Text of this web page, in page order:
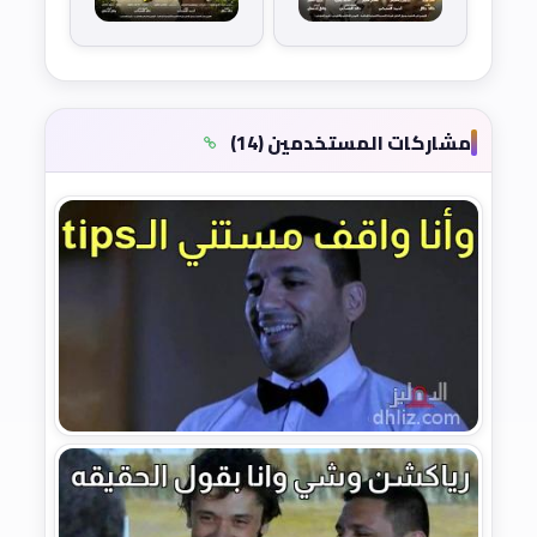
مشاركات المستخدمين (14)